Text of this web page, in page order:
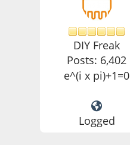
DIY Freak
Posts: 6,402
e^(i x pi)+1=0
Logged